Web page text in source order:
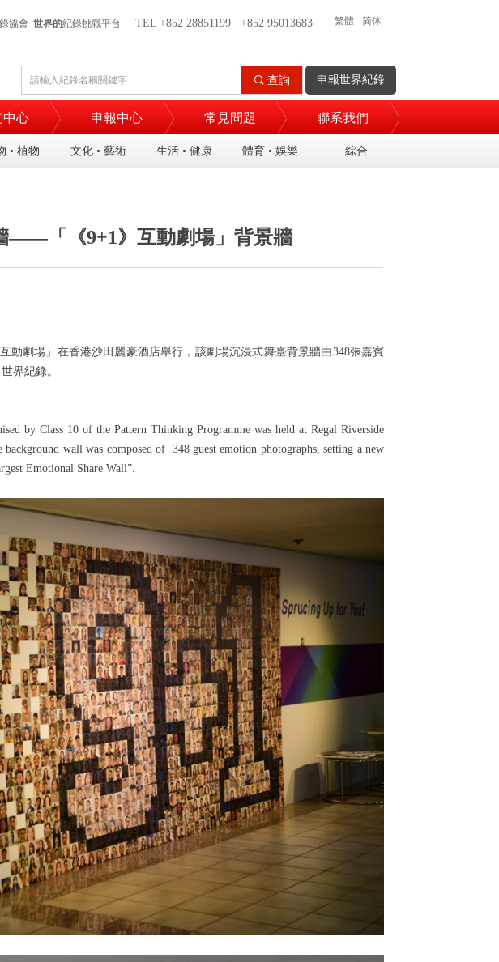
• 植物 文化 • 藝術 生活 • 健康 體育 • 娛樂 綜合
끠 查詢
中心 申報中心 常見問題 聯系我們
協會 世界的紀錄挑戰平台 TEL +852 28851199 +852 95013683
申報世界紀錄
繁體 简体
——「《9+1》互動劇場」背景牆
動劇場」 在香港沙田麗豪酒店舉行 ，該劇場沉浸式舞臺背景牆由348張嘉賓
世界紀錄。
by Class 10 of the Pattern Thinking Programme was held at Regal Riverside
background wall was composed of 348guest emotion photographs, setting a new
Emotional Share Wall”.